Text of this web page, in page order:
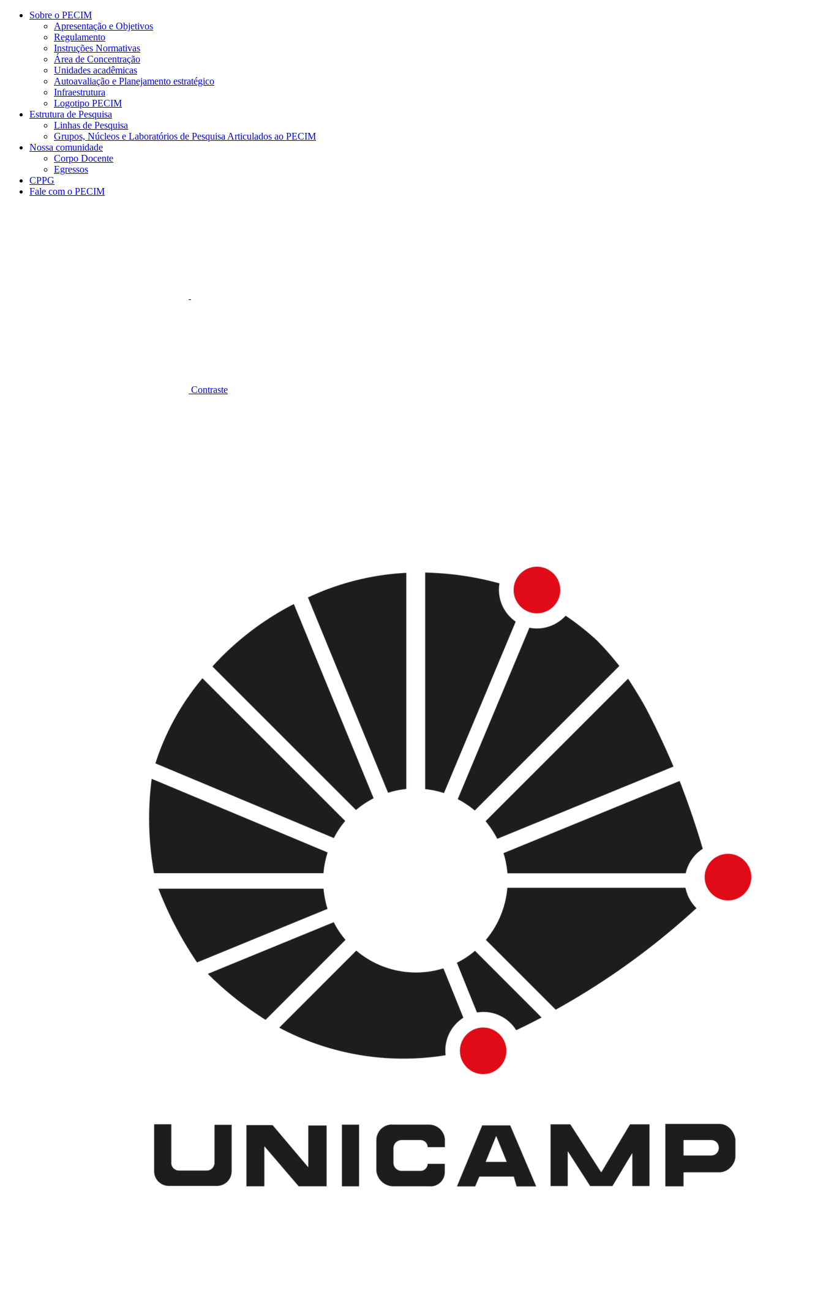
Conteúdo principal Menu principal
Sobre o PECIM
Apresentação e Objetivos
Regulamento
Instruções Normativas
Área de Concentração
Unidades acadêmicas
Autoavaliação e Planejamento estratégico
Infraestrutura
Logotipo PECIM
Estrutura de Pesquisa
Linhas de Pesquisa
Grupos, Núcleos e Laboratórios de Pesquisa Articulados ao PECIM
Nossa comunidade
Corpo Docente
Egressos
CPPG
Fale com o PECIM
Contraste